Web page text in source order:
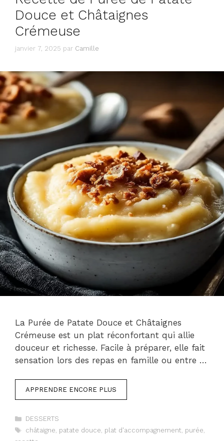
Douce et Châtaignes
Crémeuse
janvier 7, 2025 par Camille
La Purée de Patate Douce et Châtaignes
Crémeuse est un plat réconfortant qui allie
douceur et richesse. Facile à préparer, elle fait
sensation lors des repas en famille ou entre …
APPRENDRE ENCORE PLUS
Catégories
DESSERTS
Étiquettes
châtaigne, patate douce, plat d'accompagnement, purée,